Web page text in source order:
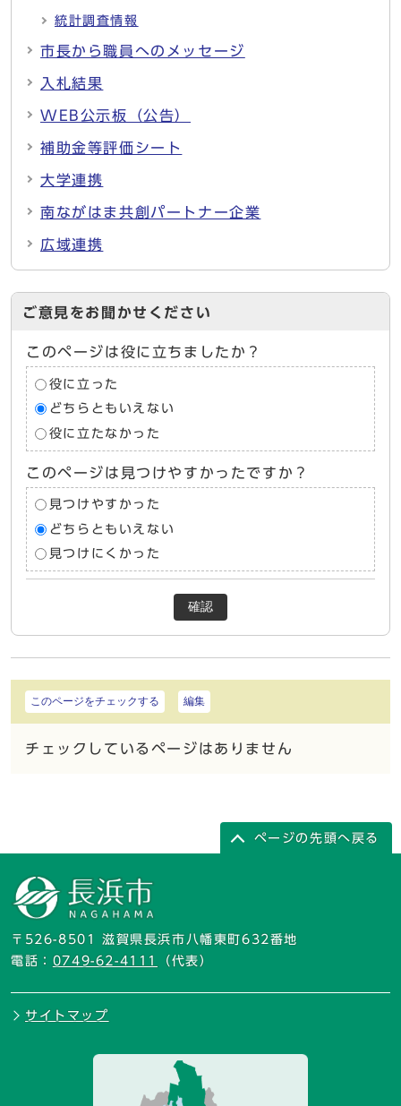
統計調査情報
市長から職員へのメッセージ
入札結果
WEB公示板（公告）
補助金等評価シート
大学連携
南ながはま共創パートナー企業
広域連携
ご意見をお聞かせください
このページは役に立ちましたか？
役に立った
どちらともいえない
役に立たなかった
このページは見つけやすかったですか？
見つけやすかった
どちらともいえない
見つけにくかった
確認
このページをチェックする 編集
チェックしているページはありません
ページの先頭へ戻る
〒526-8501 滋賀県長浜市八幡東町632番地
電話： 0749-62-4111 （代表）
サイトマップ